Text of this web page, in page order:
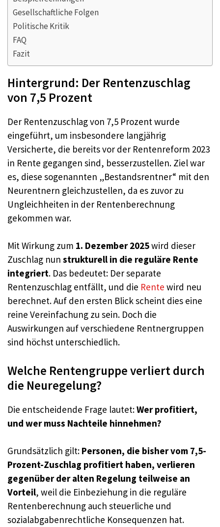
Gesellschaftliche Folgen
Politische Kritik
FAQ
Fazit
Hintergrund: Der Rentenzuschlag
von 7,5 Prozent
Der Rentenzuschlag von 7,5 Prozent wurde
eingeführt, um insbesondere langjährig
Versicherte, die bereits vor der Rentenreform 2023
in Rente gegangen sind, besserzustellen. Ziel war
es, diese sogenannten „Bestandsrentner“ mit den
Neurentnern gleichzustellen, da es zuvor zu
Ungleichheiten in der Rentenberechnung
gekommen war.
Mit Wirkung zum 1. Dezember 2025wird dieser
Zuschlag nun strukturell in die reguläre Rente
integriert. Das bedeutet: Der separate
Rentenzuschlag entfällt, und die Rente wird neu
berechnet. Auf den ersten Blick scheint dies eine
reine Vereinfachung zu sein. Doch die
Auswirkungen auf verschiedene Rentnergruppen
sind höchst unterschiedlich.
Welche Rentengruppe verliert durch
die Neuregelung?
Die entscheidende Frage lautet:Wer profitiert,
und wer muss Nachteile hinnehmen?
Grundsätzlich gilt: Personen, die bisher vom 7,5-
Prozent-Zuschlag profitiert haben, verlieren
gegenüber der alten Regelung teilweise an
Vorteil, weil die Einbeziehung in die reguläre
Rentenberechnung auch steuerliche und
sozialabgabenrechtliche Konsequenzen hat.